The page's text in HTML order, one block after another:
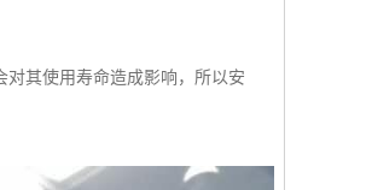
其使用寿命造成影响，所以安